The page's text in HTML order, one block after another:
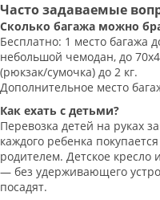
Часто задаваемые
Сколько багажа можно
Бесплатно: 1 место багажа
небольшой чемодан, до
(рюкзак/сумочка) до 2 кг.
Дополнительное место
Как ехать с детьми?
Перевозка детей на руках
каждого ребенка
родителем. Детское кресло
— без удерживающего
посадят.